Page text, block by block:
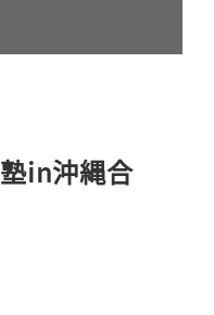
in沖縄合